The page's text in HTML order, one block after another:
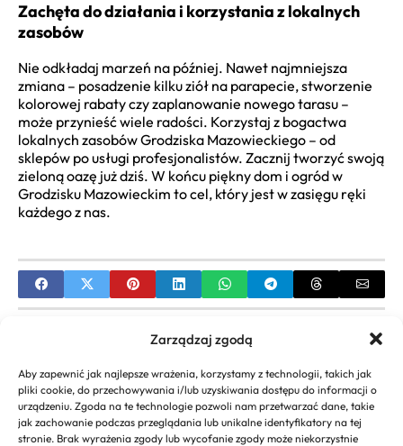
Zarządzaj zgodą
Aby zapewnić jak najlepsze wrażenia, korzystamy z technologii, takich jak
pliki cookie, do przechowywania i/lub uzyskiwania dostępu do informacji o
urządzeniu. Zgoda na te technologie pozwoli nam przetwarzać dane, takie
jak zachowanie podczas przeglądania lub unikalne identyfikatory na tej
stronie. Brak wyrażenia zgody lub wycofanie zgody może niekorzystnie
Zachęta do działania i korzystania z lokalnych
zasobów
Nie odkładaj marzeń na później. Nawet najmniejsza
zmiana – posadzenie kilku ziół na parapecie, stworzenie
kolorowej rabaty czy zaplanowanie nowego tarasu –
może przynieść wiele radości. Korzystaj z bogactwa
lokalnych zasobów Grodziska Mazowieckiego – od
sklepów po usługi profesjonalistów. Zacznij tworzyć swoją
zieloną oazę już dziś. W końcu piękny dom i ogród w
Grodzisku Mazowieckim to cel, który jest w zasięgu ręki
każdego z nas.
Jak stworzyć ogród angielski? Projektowanie i
aranżacja krok po kroku
NEXT